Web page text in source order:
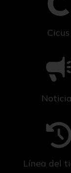
Cicus
Línea del